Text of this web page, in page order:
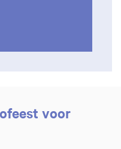
voor